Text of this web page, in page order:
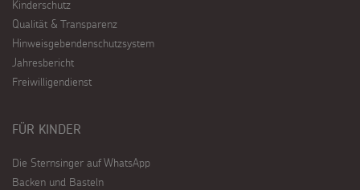
Kinderschutz
Qualität & Transparenz
Hinweisgebendenschutzsystem
Jahresbericht
Freiwilligendienst
FÜR KINDER
Die Sternsinger auf WhatsApp
Backen und Basteln